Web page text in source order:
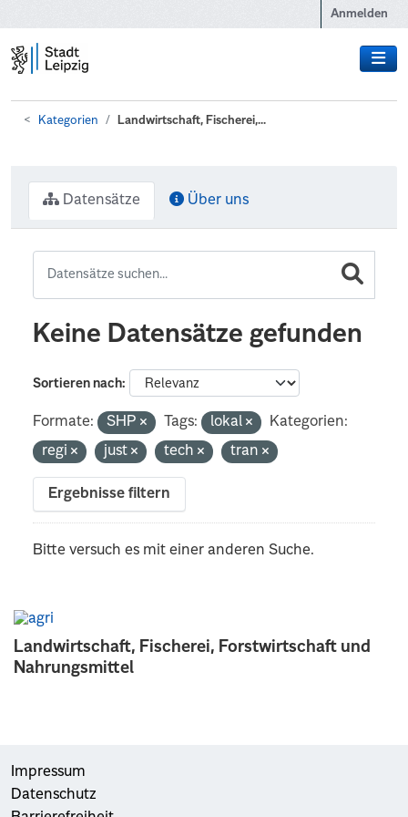
Anmelden
Kategorien Landwirtschaft, Fischerei,...
Landwirtschaft, Fischerei, Forstwirtschaft und
Nahrungsmittel
Datensätze Über uns
Keine Datensätze gefunden
Sortieren nach
Formate: SHP Tags: lokal
Kategorien:
regi
just tech tran
Ergebnisse filtern
Bitte versuch es mit einer anderen Suche.
Impressum
Datenschutz